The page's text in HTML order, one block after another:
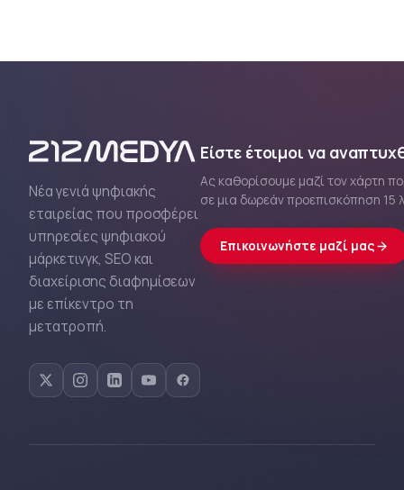
Νέα γενιά ψηφιακής
εταιρείας που προσφέρει
υπηρεσίες ψηφιακού
μάρκετινγκ, SEO και
διαχείρισης διαφημίσεων
με επίκεντρο τη
μετατροπή.
Είστε έτοιμοι να
Ας καθορίσουμε μαζί τον χάρτη
σε μια δωρεάν προεπισκόπηση 15
Επικοινωνήστε μαζί μας